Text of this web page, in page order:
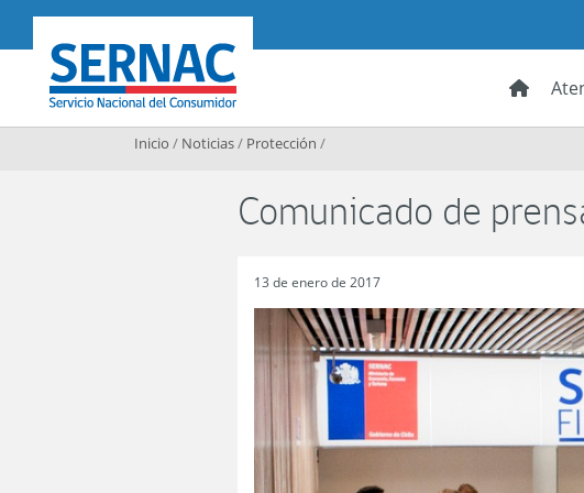
SERNAC
Inicio / Noticias/ Protección /
Comunicado de
13 de enero de 2017